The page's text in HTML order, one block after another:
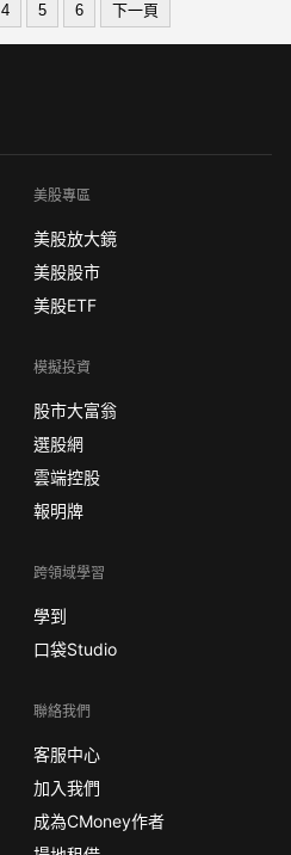
4 5 6 下一頁
美股專區
美股放大鏡
美股股市
美股ETF
模擬投資
股市大富翁
選股網
雲端控股
報明牌
跨領域學習
學到
口袋Studio
聯絡我們
客服中心
加入我們
成為CMoney作者